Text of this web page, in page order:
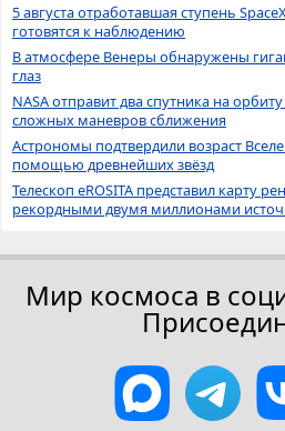
5 августа отработавшая ступень
готовятся к наблюдению
В атмосфере Венеры обнаружены
глаз
NASA отправит два спутника на
сложных маневров сближения
Астрономы подтвердили возраст
помощью древнейших звёзд
Телескоп eROSITA представил карту
рекордными двумя миллионами
Мир космоса в